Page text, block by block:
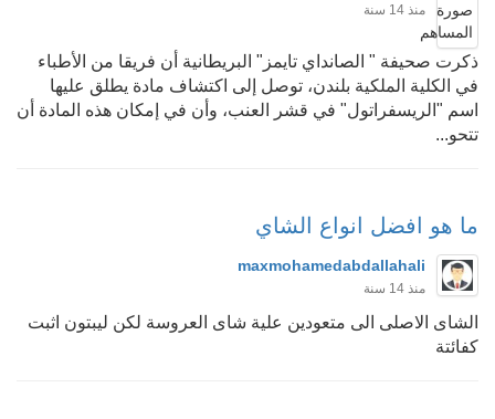
منذ 14 سنة
ذكرت صحيفة " الصانداي تايمز" البريطانية أن فريقا من الأطباء
في الكلية الملكية بلندن، توصل إلى اكتشاف مادة يطلق عليها
اسم "الريسفراتول" في قشر العنب، وأن في إمكان هذه المادة أن
تتحو...
ما هو افضل انواع الشاي
maxmohamedabdallahali
منذ 14 سنة
الشاى الاصلى الى متعودين علية شاى العروسة لكن ليبتون اثبت
كفائتة